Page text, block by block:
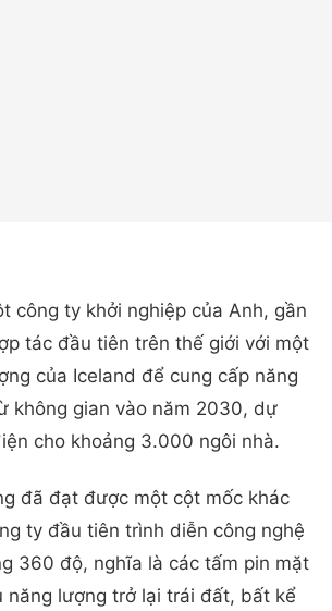
công ty khởi nghiệp của Anh, gần
tác đầu tiên trên thế giới với một
của Iceland để cung cấp năng
không gian vào năm 2030, dự
cho khoảng 3.000 ngôi nhà.
đã đạt được một cột mốc khác
ty đầu tiên trình diễn công nghệ
360 độ, nghĩa là các tấm pin mặt
năng lượng trở lại trái đất, bất kể